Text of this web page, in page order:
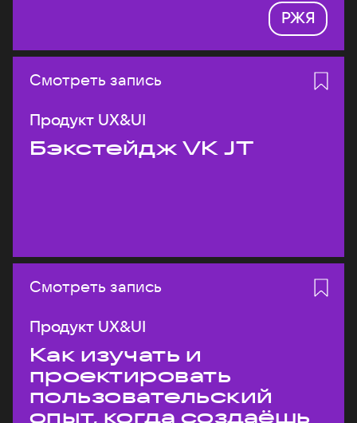
РЖЯ
Смотреть запись
Продукт UX&UI
Бэкстейдж VK JT
Смотреть запись
Продукт UX&UI
Как изучать и
проектировать
пользовательский
опыт, когда создаёшь